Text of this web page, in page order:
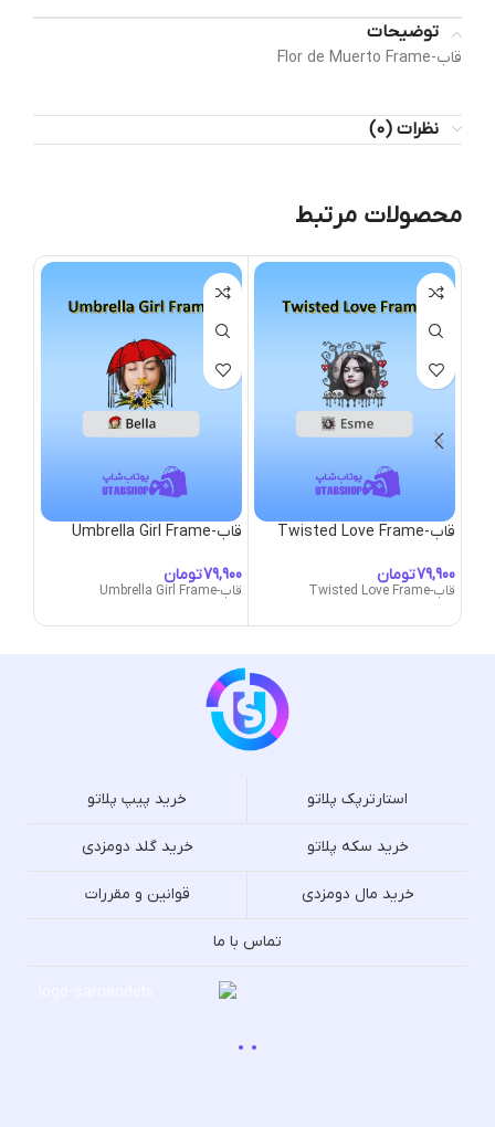
توضیحات
قاب-Flor de Muerto Frame
نظرات (0)
محصولات مرتبط
قاب-Twisted Love Frame
تومان
قاب-Twisted Love Frame
قاب-Umbrella Girl Frame
تومان
قاب-Umbrella Girl Frame
استارترپک پلاتو خرید پیپ پلاتو
خرید سکه پلاتو خرید گلد دومزدی
خرید مال دومزدی قوانین و مقررات
تماس با ما